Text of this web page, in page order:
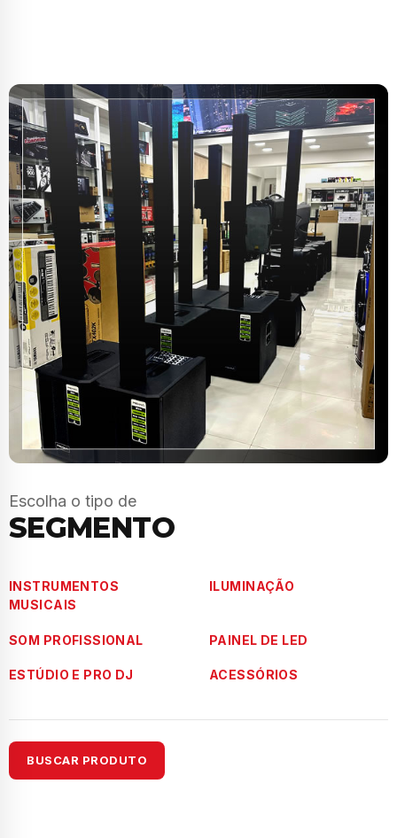
Escolha o tipo de
SEGMENTO
INSTRUMENTOS
MUSICAIS
ILUMINAÇÃO
SOM PROFISSIONAL PAINEL DE LED
ESTÚDIO E PRO DJ ACESSÓRIOS
BUSCAR PRODUTO